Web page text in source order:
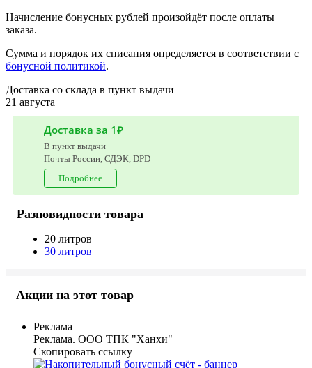
Начисление бонусных рублей произойдёт после оплаты
заказа.
Сумма и порядок их списания определяется в соответствии с
бонусной политикой.
Доставка со склада в пункт выдачи
21 августа
Доставка за 1₽
В пункт выдачи
Почты России, СДЭК, DPD
Подробнее
Разновидности товара
20 литров
30 литров
Акции на этот товар
Реклама
Реклама. ООО ТПК "Ханхи"
Скопировать ссылку